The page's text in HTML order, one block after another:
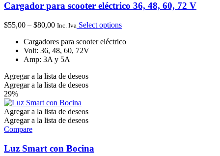
Cargador para scooter eléctrico 36, 48, 60, 72 V
$55,00 – $80,00 Inc. Iva Select options
Cargadores para scooter eléctrico
Volt: 36, 48, 60, 72V
Amp: 3A y 5A
Agregar a la lista de deseos
Agregar a la lista de deseos
29%
Agregar a la lista de deseos
Agregar a la lista de deseos
Compare
Luz Smart con Bocina